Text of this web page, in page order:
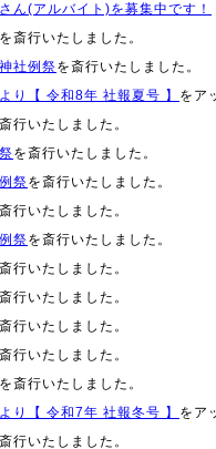
ん(アルバイト)を募集中です！
を斎行いたしました。
社例祭を斎行いたしました。
り【 令和8年 社報夏号 】 をア
行いたしました。
を斎行いたしました。
祭を斎行いたしました。
行いたしました。
祭を斎行いたしました。
行いたしました。
行いたしました。
行いたしました。
行いたしました。
を斎行いたしました。
り【 令和7年 社報冬号 】 をア
行いたしました。